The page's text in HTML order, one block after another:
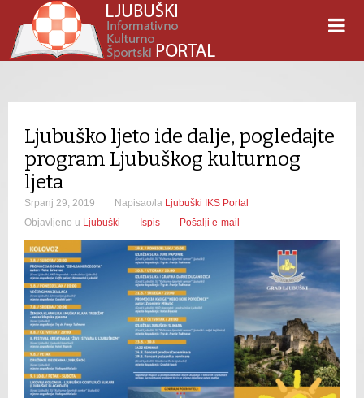
Ljubuško ljeto ide dalje, pogledajte
program Ljubuškog kulturnog
ljeta
Srpanj 29, 2019 Napisao/la Ljubuški IKS Portal
Objavljeno u Ljubuški Ispis Pošalji e-mail